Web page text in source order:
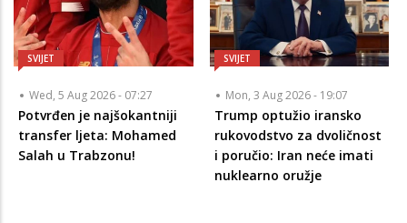
SVIJET
Wed, 5 Aug 2026 - 07:27
Potvrđen je najšokantniji
transfer ljeta: Mohamed
Salah u Trabzonu!
SVIJET
Mon, 3 Aug 2026 - 19:07
Trump optužio iransko
rukovodstvo za dvoličnost
i poručio: Iran neće imati
nuklearno oružje